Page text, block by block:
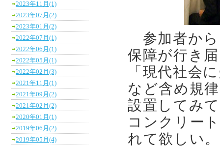
参加者から
保障が行き
「現代社会
など含め規
設置してみ
コンクリー
れて欲しい
2023年11月(1)
2023年07月(2)
2023年01月(2)
2022年07月(1)
2022年06月(1)
2022年05月(1)
2022年02月(3)
2021年11月(1)
2021年09月(2)
2021年02月(2)
2020年01月(1)
2019年06月(2)
2019年05月(4)